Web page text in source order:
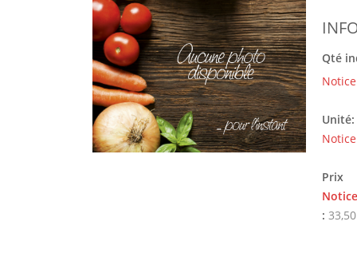
Qté
Notice
Unité:
Notice
Prix
Notice
: